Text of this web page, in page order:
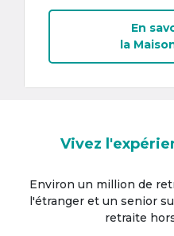
En
la
Vivez
Environ un million de
l'étrangeret un senior
retraite